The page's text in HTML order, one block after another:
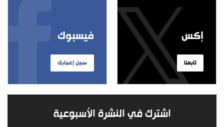
فيسبوك
سجل إعجابك
إكس
تابعنا
اشترك في النشرة الأسبوعية